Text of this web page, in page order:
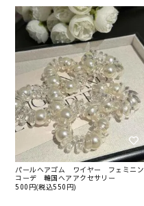
パールヘアゴム ワイヤー フェミニン
コーデ 韓国ヘアアクセサリー
500円(税込550円)